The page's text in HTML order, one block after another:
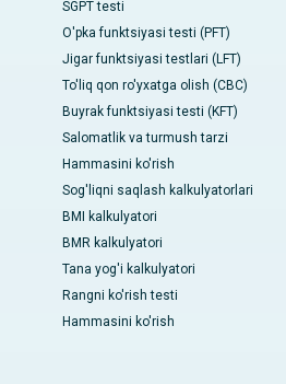
SGPT testi
O'pka funktsiyasi testi (PFT)
Jigar funktsiyasi testlari (LFT)
To'liq qon ro'yxatga olish (CBC)
Buyrak funktsiyasi testi (KFT)
Salomatlik va turmush tarzi
Hammasini ko'rish
Sog'liqni saqlash kalkulyatorlari
BMI kalkulyatori
BMR kalkulyatori
Tana yog'i kalkulyatori
Rangni ko'rish testi
Hammasini ko'rish